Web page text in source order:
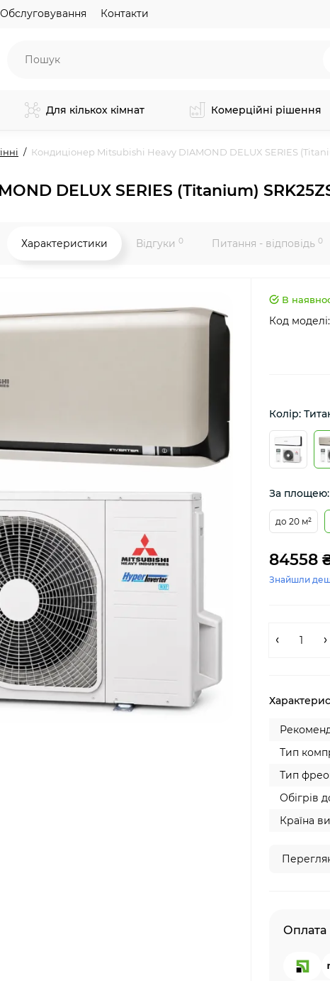
Обслуговування Контакти
Для кількох кімнат Комерційні рішення
Кондиціонер Mitsubishi Heavy DIAMOND DELUX SERIES
DELUX SERIES (Titanium)
Характеристики Відгуки 0 Питання - відповідь 0
В
Код моделі:
Колір:
За площею:
до 20 м²
84558
Знайшли
Тип
Тип
Обігрів
Країна
Оплата